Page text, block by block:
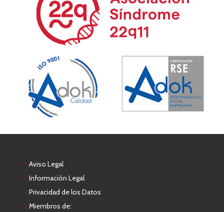
Aviso Legal
Información Legal
Privacidad de los Datos
Miembros de: